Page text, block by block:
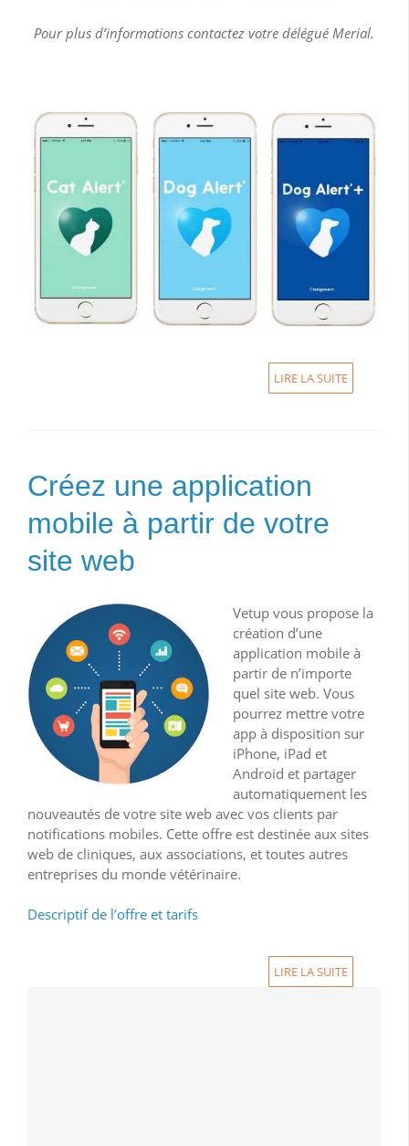
Pour plus d’informations contactez votre délégué Merial.
LIRE LA SUITE
Créez une application
mobile à partir de votre
site web
Vetup vous propose la
création d’une
application mobile à
partir de n’importe
quel site web. Vous
pourrez mettre votre
app à disposition sur
iPhone, iPad et
Android et partager
automatiquement les
nouveautés de votre site web avec vos clients par
notifications mobiles. Cette offre est destinée aux sites
web de cliniques, aux associations, et toutes autres
entreprises du monde vétérinaire.
Descriptif de l’offre et tarifs
LIRE LA SUITE